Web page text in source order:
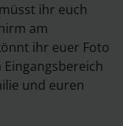
ihr euch
am
ihr euer Foto
Eingangsbereich
und euren